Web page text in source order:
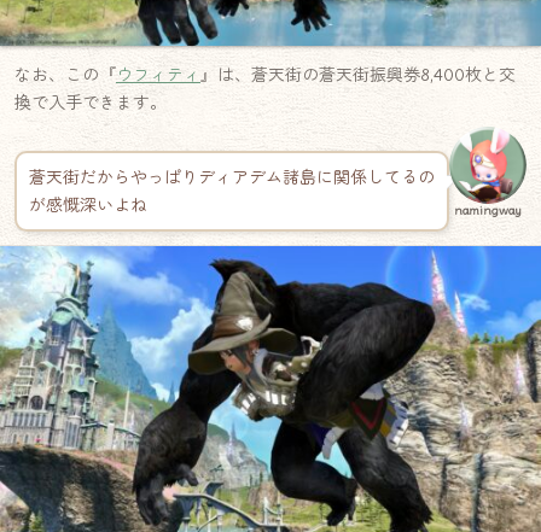
なお、この『ウフィティ 』は、蒼天街の蒼天街振興券8,400枚と交
換で入手できます。
蒼天街だからやっぱりディアデム諸島に関係してるの
が感慨深いよね
namingway